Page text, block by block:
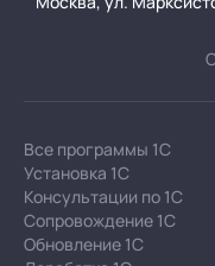
Все программы 1С
Установка 1С
Консультации по 1С
Сопровождение 1С
Обновление 1С